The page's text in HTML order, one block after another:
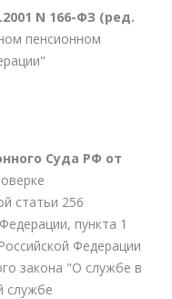
N 166-ФЗ (ред.
пенсионном
Суда РФ от
статьи 256
пункта 1
Федерации
закона "О службе в
службе